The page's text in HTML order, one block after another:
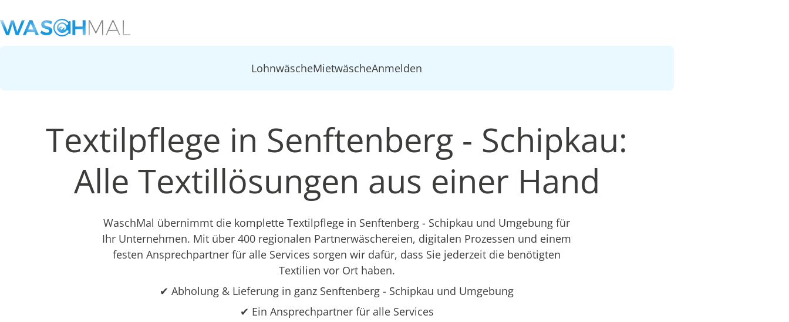
LohnwäscheMietwäscheAnmelden
Textilpflege in Senftenberg - Schipkau:
Alle Textillösungen aus einer Hand
WaschMal übernimmt die komplette Textilpflege in Senftenberg - Schipkau und Umgebung für
Ihr Unternehmen. Mit über 400 regionalen Partnerwäschereien, digitalen Prozessen und einem
festen Ansprechpartner für alle Services sorgen wir dafür, dass Sie jederzeit die benötigten
Textilien vor Ort haben.
✔ Abholung & Lieferung in ganz Senftenberg - Schipkau und Umgebung
✔ Ein Ansprechpartner für alle Services